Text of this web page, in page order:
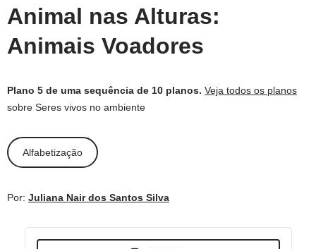
Animal nas Alturas:
Animais Voadores
Plano 5 de uma sequência de 10 planos. Veja todos os planos
sobre Seres vivos no ambiente
Alfabetização
Por: Juliana Nair dos Santos Silva